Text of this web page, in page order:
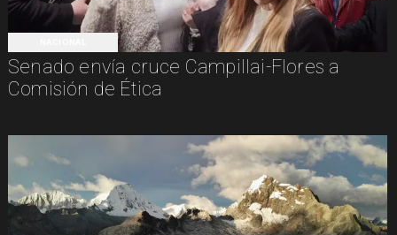
Senado envía cruce Campillai-Flores a
Comisión de Ética